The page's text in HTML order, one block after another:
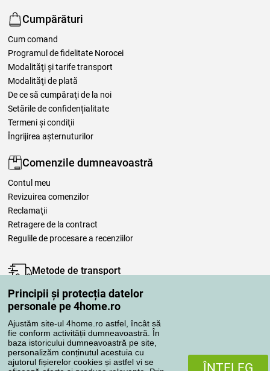
Principii și protecția datelor
personale pe 4home.ro
Ajustăm site-ul 4home.ro astfel, încât să
fie conform activității dumneavoastră. În
baza istoricului dumneavoastră pe site,
personalizăm conținutul acestuia cu
ajutorul fișierelor cookies și astfel vi se
ÎNŢELEG
Cumpărături
Cum comand
Programul de fidelitate Norocei
Modalităţi şi tarife transport
Modalităţi de plată
De ce să cumpăraţi de la noi
Setările de confidențialitate
Termeni şi condiţii
Îngrijirea așternuturilor
Comenzile dumneavoastră
Contul meu
Revizuirea comenzilor
Reclamaţii
Retragere de la contract
Regulile de procesare a recenziilor
Metode de transport
Metode de plată
Magazin de încredere